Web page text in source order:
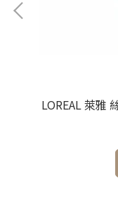
LOREAL 萊雅